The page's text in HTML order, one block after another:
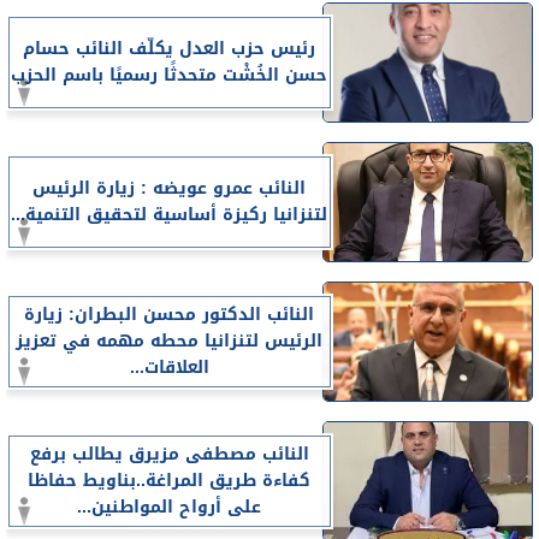
رئيس حزب العدل يكلّف النائب حسام
حسن الخُشْت متحدثًا رسميًا باسم الحزب
النائب عمرو عويضه : زيارة الرئيس
لتنزانيا ركيزة أساسية لتحقيق التنمية...
النائب الدكتور محسن البطران: زيارة
الرئيس لتنزانيا محطه مهمه في تعزيز
العلاقات...
النائب مصطفى مزيرق يطالب برفع
كفاءة طريق المراغة..بناويط حفاظا
على أرواح المواطنين...